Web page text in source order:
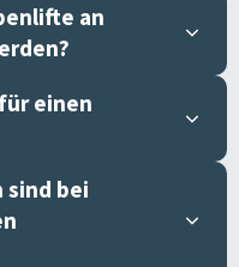
an
einen
sind bei